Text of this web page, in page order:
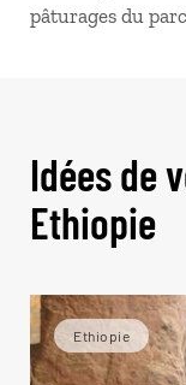
pâturages du
Idées de
Ethiopie
Ethiopie